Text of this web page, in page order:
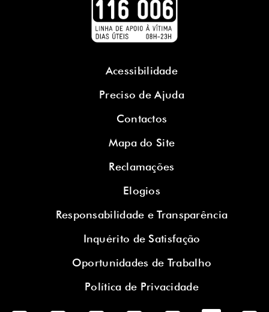
Acessibilidade
Preciso de Ajuda
Contactos
Mapa do Site
Reclamações
Elogios
Responsabilidade e Transparência
Inquérito de Satisfação
Oportunidades de Trabalho
Política de Privacidade